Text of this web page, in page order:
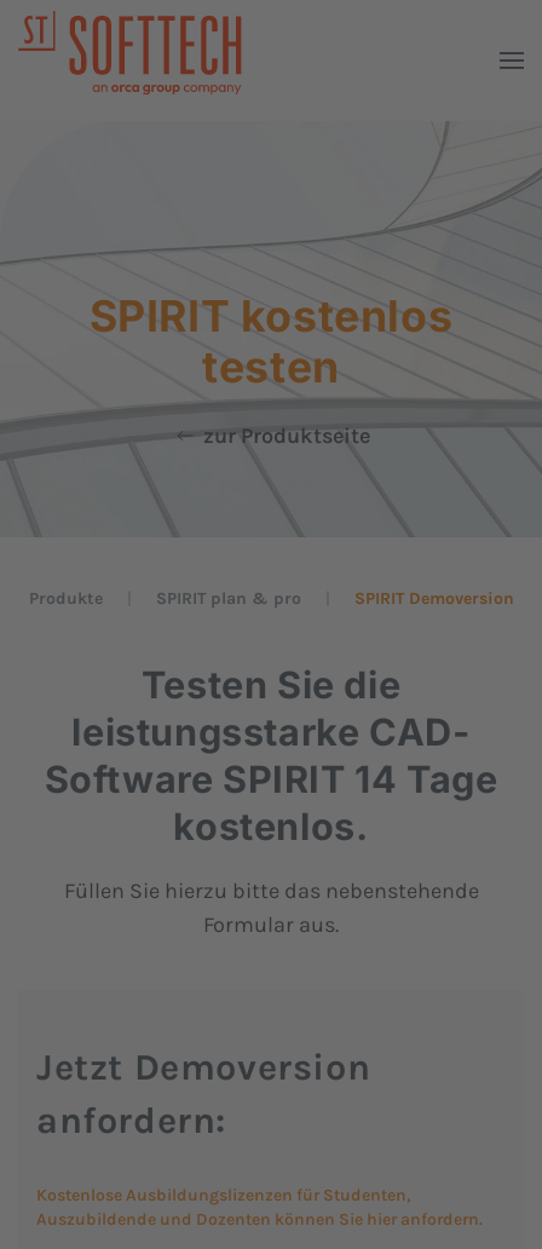
SPIRIT kostenlos
testen
zur Produktseite
Produkte SPIRIT plan & pro SPIRIT Demoversion
Testen Sie die
leistungsstarke CAD-
Software SPIRIT 14 Tage
kostenlos.
Füllen Sie hierzu bitte das nebenstehende
Formular aus.
Jetzt Demoversion
anfordern:
Kostenlose Ausbildungslizenzen für Studenten,
Auszubildende und Dozenten können Sie hier anfordern.